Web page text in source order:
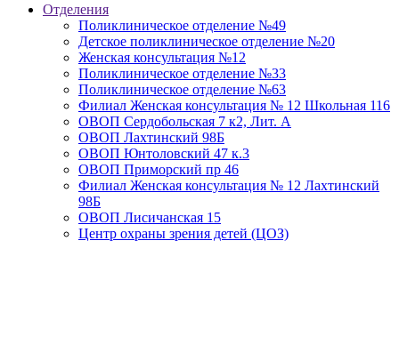
Отделения
Поликлиническое отделение №49
Детское поликлиническое отделение №20
Женская консультация №12
Поликлиническое отделение №33
Поликлиническое отделение №63
Филиал Женская консультация № 12 Школьная 116
ОВОП Сердобольская 7 к2, Лит. А
ОВОП Лахтинский 98Б
ОВОП Юнтоловский 47 к.3
ОВОП Приморский пр 46
Филиал Женская консультация № 12 Лахтинский
98Б
ОВОП Лисичанская 15
Центр охраны зрения детей (ЦОЗ)